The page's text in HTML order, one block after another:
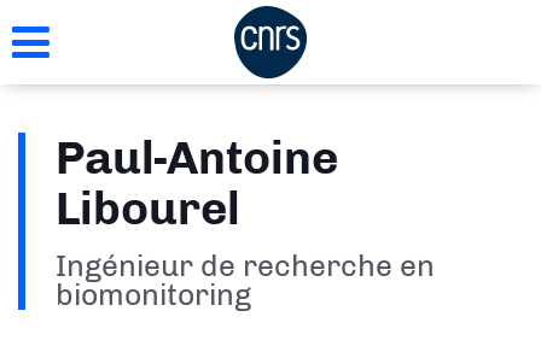
au
Paul-Antoine
Libourel
Ingénieur de recherche en
biomonitoring